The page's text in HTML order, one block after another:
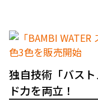
独自技術「バス
ド力を両立！